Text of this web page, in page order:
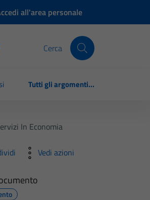
all'area personale
Cerca
Tutti gli argomenti...
In Economia
Vedi azioni